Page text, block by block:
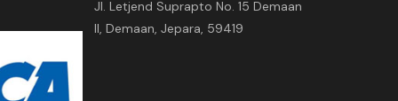
Jl. Letjend Suprapto No. 15 Demaan
II, Demaan, Jepara, 59419